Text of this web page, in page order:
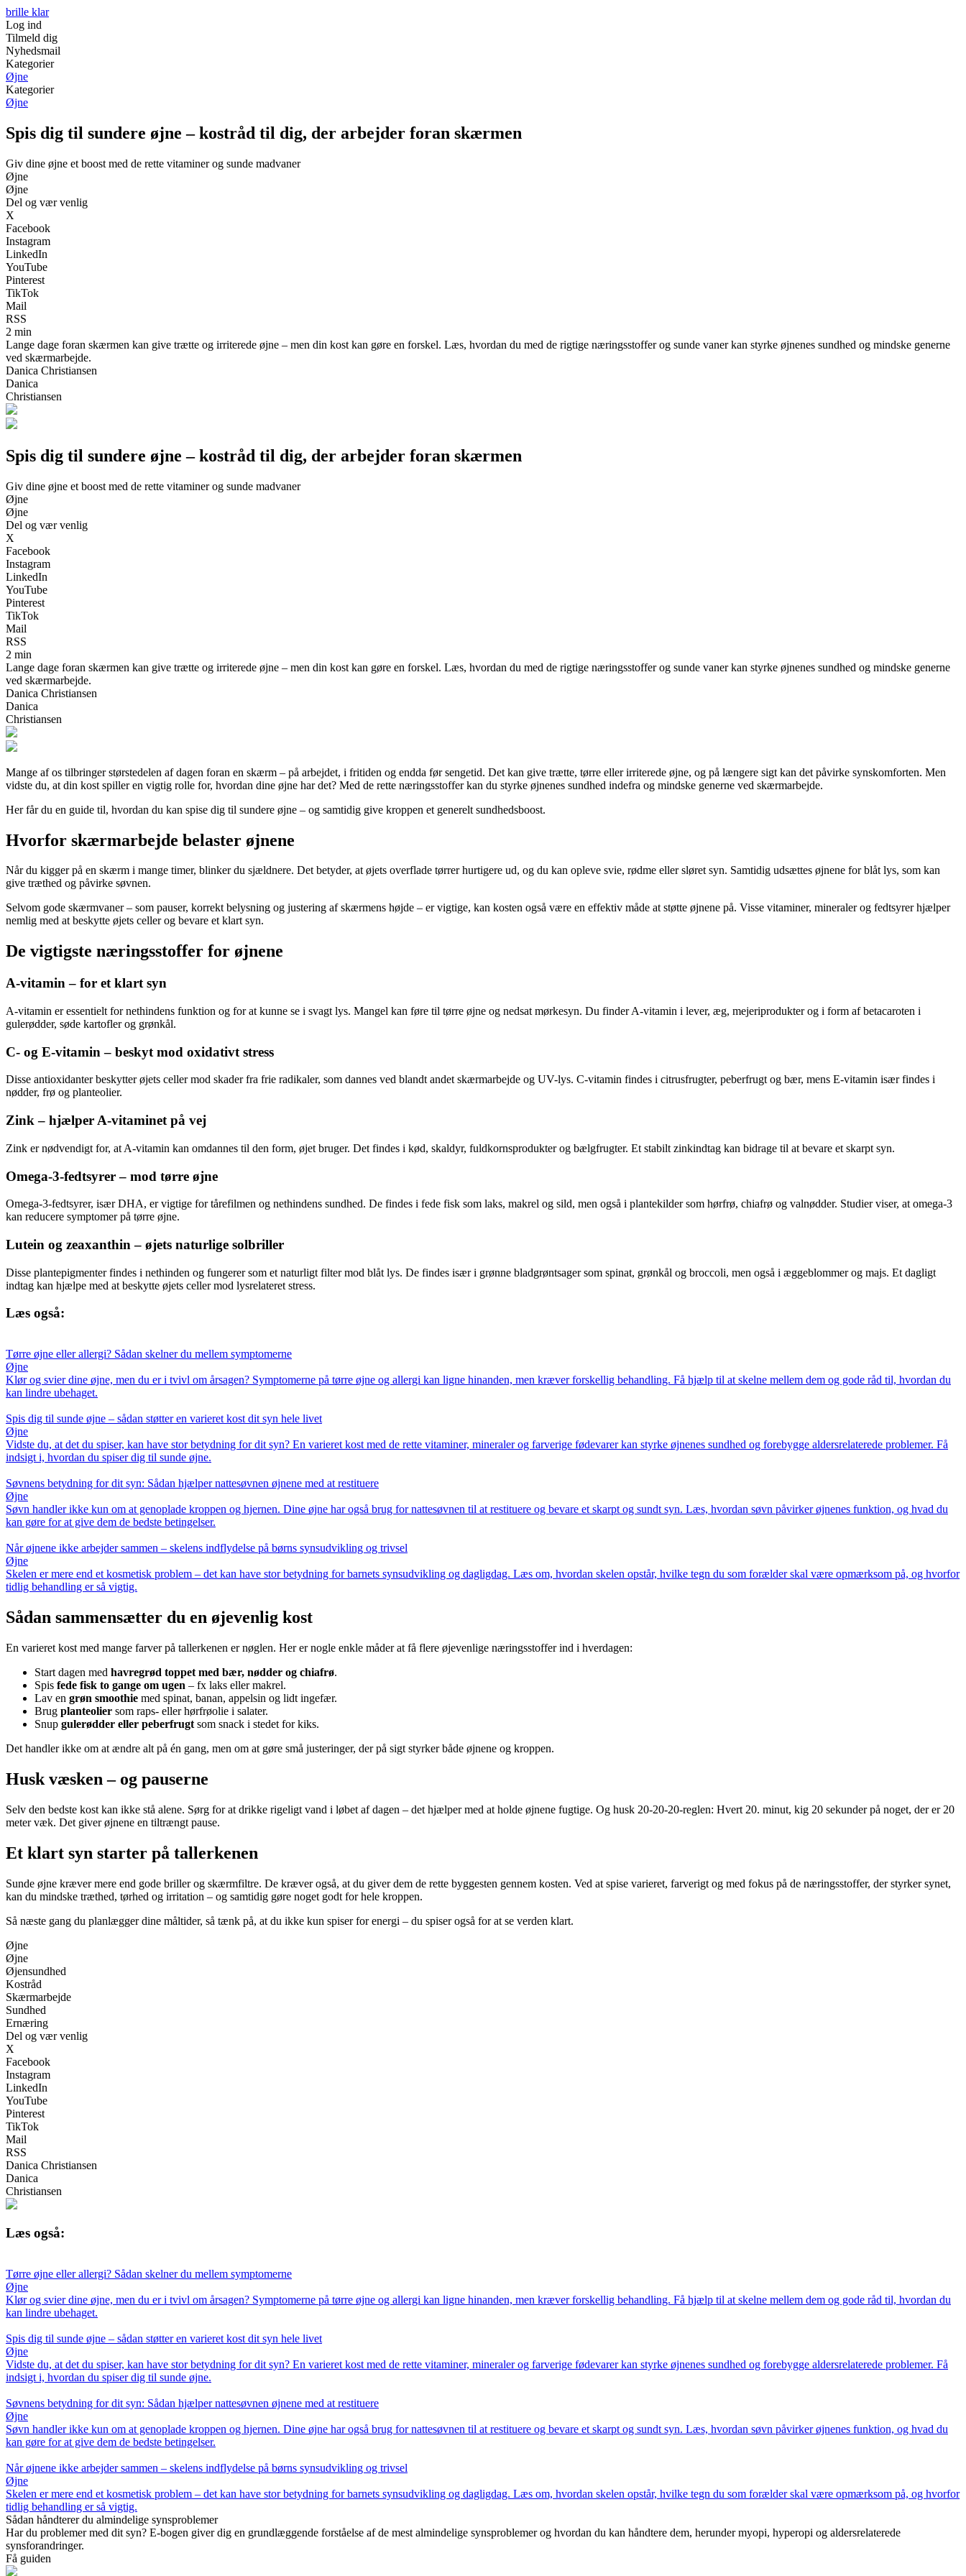
brille klar
Log ind
Tilmeld dig
Nyhedsmail
Kategorier
Øjne
Kategorier
Øjne
Spis dig til sundere øjne – kostråd til dig, der arbejder foran skærmen
Giv dine øjne et boost med de rette vitaminer og sunde madvaner
Øjne
Øjne
Del og vær venlig
X
Facebook
Instagram
LinkedIn
YouTube
Pinterest
TikTok
Mail
RSS
2 min
Lange dage foran skærmen kan give trætte og irriterede øjne – men din kost kan gøre en forskel. Læs, hvordan du med de rigtige næringsstoffer og sunde vaner kan styrke øjnenes sundhed og mindske generne
ved skærmarbejde.
Danica Christiansen
Danica
Christiansen
Spis dig til sundere øjne – kostråd til dig, der arbejder foran skærmen
Giv dine øjne et boost med de rette vitaminer og sunde madvaner
Øjne
Øjne
Del og vær venlig
X
Facebook
Instagram
LinkedIn
YouTube
Pinterest
TikTok
Mail
RSS
2 min
Lange dage foran skærmen kan give trætte og irriterede øjne – men din kost kan gøre en forskel. Læs, hvordan du med de rigtige næringsstoffer og sunde vaner kan styrke øjnenes sundhed og mindske generne
ved skærmarbejde.
Danica Christiansen
Danica
Christiansen
Mange af os tilbringer størstedelen af dagen foran en skærm – på arbejdet, i fritiden og endda før sengetid. Det kan give trætte, tørre eller irriterede øjne, og på længere sigt kan det påvirke synskomforten. Men
vidste du, at din kost spiller en vigtig rolle for, hvordan dine øjne har det? Med de rette næringsstoffer kan du styrke øjnenes sundhed indefra og mindske generne ved skærmarbejde.
Her får du en guide til, hvordan du kan spise dig til sundere øjne – og samtidig give kroppen et generelt sundhedsboost.
Hvorfor skærmarbejde belaster øjnene
Når du kigger på en skærm i mange timer, blinker du sjældnere. Det betyder, at øjets overflade tørrer hurtigere ud, og du kan opleve svie, rødme eller sløret syn. Samtidig udsættes øjnene for blåt lys, som kan
give træthed og påvirke søvnen.
Selvom gode skærmvaner – som pauser, korrekt belysning og justering af skærmens højde – er vigtige, kan kosten også være en effektiv måde at støtte øjnene på. Visse vitaminer, mineraler og fedtsyrer hjælper
nemlig med at beskytte øjets celler og bevare et klart syn.
De vigtigste næringsstoffer for øjnene
A-vitamin – for et klart syn
A-vitamin er essentielt for nethindens funktion og for at kunne se i svagt lys. Mangel kan føre til tørre øjne og nedsat mørkesyn. Du finder A-vitamin i lever, æg, mejeriprodukter og i form af betacaroten i
gulerødder, søde kartofler og grønkål.
C- og E-vitamin – beskyt mod oxidativt stress
Disse antioxidanter beskytter øjets celler mod skader fra frie radikaler, som dannes ved blandt andet skærmarbejde og UV-lys. C-vitamin findes i citrusfrugter, peberfrugt og bær, mens E-vitamin især findes i
nødder, frø og planteolier.
Zink – hjælper A-vitaminet på vej
Zink er nødvendigt for, at A-vitamin kan omdannes til den form, øjet bruger. Det findes i kød, skaldyr, fuldkornsprodukter og bælgfrugter. Et stabilt zinkindtag kan bidrage til at bevare et skarpt syn.
Omega-3-fedtsyrer – mod tørre øjne
Omega-3-fedtsyrer, især DHA, er vigtige for tårefilmen og nethindens sundhed. De findes i fede fisk som laks, makrel og sild, men også i plantekilder som hørfrø, chiafrø og valnødder. Studier viser, at omega-3
kan reducere symptomer på tørre øjne.
Lutein og zeaxanthin – øjets naturlige solbriller
Disse plantepigmenter findes i nethinden og fungerer som et naturligt filter mod blåt lys. De findes især i grønne bladgrøntsager som spinat, grønkål og broccoli, men også i æggeblommer og majs. Et dagligt
indtag kan hjælpe med at beskytte øjets celler mod lysrelateret stress.
Læs også:
Tørre øjne eller allergi? Sådan skelner du mellem symptomerne
Øjne
Klør og svier dine øjne, men du er i tvivl om årsagen? Symptomerne på tørre øjne og allergi kan ligne hinanden, men kræver forskellig behandling. Få hjælp til at skelne mellem dem og gode råd til, hvordan du
kan lindre ubehaget.
Spis dig til sunde øjne – sådan støtter en varieret kost dit syn hele livet
Øjne
Vidste du, at det du spiser, kan have stor betydning for dit syn? En varieret kost med de rette vitaminer, mineraler og farverige fødevarer kan styrke øjnenes sundhed og forebygge aldersrelaterede problemer. Få
indsigt i, hvordan du spiser dig til sunde øjne.
Søvnens betydning for dit syn: Sådan hjælper nattesøvnen øjnene med at restituere
Øjne
Søvn handler ikke kun om at genoplade kroppen og hjernen. Dine øjne har også brug for nattesøvnen til at restituere og bevare et skarpt og sundt syn. Læs, hvordan søvn påvirker øjnenes funktion, og hvad du
kan gøre for at give dem de bedste betingelser.
Når øjnene ikke arbejder sammen – skelens indflydelse på børns synsudvikling og trivsel
Øjne
Skelen er mere end et kosmetisk problem – det kan have stor betydning for barnets synsudvikling og dagligdag. Læs om, hvordan skelen opstår, hvilke tegn du som forælder skal være opmærksom på, og hvorfor
tidlig behandling er så vigtig.
Sådan sammensætter du en øjevenlig kost
En varieret kost med mange farver på tallerkenen er nøglen. Her er nogle enkle måder at få flere øjevenlige næringsstoffer ind i hverdagen:
Start dagen med havregrød toppet med bær, nødder og chiafrø.
Spis fede fisk to gange om ugen – fx laks eller makrel.
Lav en grøn smoothie med spinat, banan, appelsin og lidt ingefær.
Brug planteolier som raps- eller hørfrøolie i salater.
Snup gulerødder eller peberfrugt som snack i stedet for kiks.
Det handler ikke om at ændre alt på én gang, men om at gøre små justeringer, der på sigt styrker både øjnene og kroppen.
Husk væsken – og pauserne
Selv den bedste kost kan ikke stå alene. Sørg for at drikke rigeligt vand i løbet af dagen – det hjælper med at holde øjnene fugtige. Og husk 20-20-20-reglen: Hvert 20. minut, kig 20 sekunder på noget, der er 20
meter væk. Det giver øjnene en tiltrængt pause.
Et klart syn starter på tallerkenen
Sunde øjne kræver mere end gode briller og skærmfiltre. De kræver også, at du giver dem de rette byggesten gennem kosten. Ved at spise varieret, farverigt og med fokus på de næringsstoffer, der styrker synet,
kan du mindske træthed, tørhed og irritation – og samtidig gøre noget godt for hele kroppen.
Så næste gang du planlægger dine måltider, så tænk på, at du ikke kun spiser for energi – du spiser også for at se verden klart.
Øjne
Øjne
Øjensundhed
Kostråd
Skærmarbejde
Sundhed
Ernæring
Del og vær venlig
X
Facebook
Instagram
LinkedIn
YouTube
Pinterest
TikTok
Mail
RSS
Danica Christiansen
Danica
Christiansen
Læs også:
Tørre øjne eller allergi? Sådan skelner du mellem symptomerne
Øjne
Klør og svier dine øjne, men du er i tvivl om årsagen? Symptomerne på tørre øjne og allergi kan ligne hinanden, men kræver forskellig behandling. Få hjælp til at skelne mellem dem og gode råd til, hvordan du
kan lindre ubehaget.
Spis dig til sunde øjne – sådan støtter en varieret kost dit syn hele livet
Øjne
Vidste du, at det du spiser, kan have stor betydning for dit syn? En varieret kost med de rette vitaminer, mineraler og farverige fødevarer kan styrke øjnenes sundhed og forebygge aldersrelaterede problemer. Få
indsigt i, hvordan du spiser dig til sunde øjne.
Søvnens betydning for dit syn: Sådan hjælper nattesøvnen øjnene med at restituere
Øjne
Søvn handler ikke kun om at genoplade kroppen og hjernen. Dine øjne har også brug for nattesøvnen til at restituere og bevare et skarpt og sundt syn. Læs, hvordan søvn påvirker øjnenes funktion, og hvad du
kan gøre for at give dem de bedste betingelser.
Når øjnene ikke arbejder sammen – skelens indflydelse på børns synsudvikling og trivsel
Øjne
Skelen er mere end et kosmetisk problem – det kan have stor betydning for barnets synsudvikling og dagligdag. Læs om, hvordan skelen opstår, hvilke tegn du som forælder skal være opmærksom på, og hvorfor
tidlig behandling er så vigtig.
Sådan håndterer du almindelige synsproblemer
Har du problemer med dit syn? E-bogen giver dig en grundlæggende forståelse af de mest almindelige synsproblemer og hvordan du kan håndtere dem, herunder myopi, hyperopi og aldersrelaterede
synsforandringer.
Få guiden